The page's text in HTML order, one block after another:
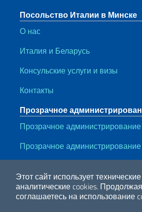
Этот сайт использует
аналитические cookies.
соглашаетесь на использование
Посольство Италии в Минске
О нас
Италия и Беларусь
Консульские услуги и визы
Контакты
Прозрачное
Прозрачное
Прозрачное
Полезные ссылки
Note legaliPrivacy e cookie policy